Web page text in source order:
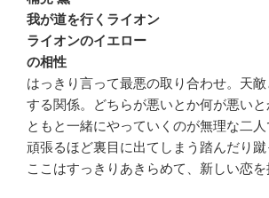
我が道を行くライオン
ライオンのイエロー
の相性
はっきり言って最悪の取り合わせ。天
する関係。どちらが悪いとか何が悪い
ともと一緒にやっていくのが無理な二
頑張るほど裏目に出てしまう踏んだり蹴
ここはすっきりあきらめて、新しい恋を